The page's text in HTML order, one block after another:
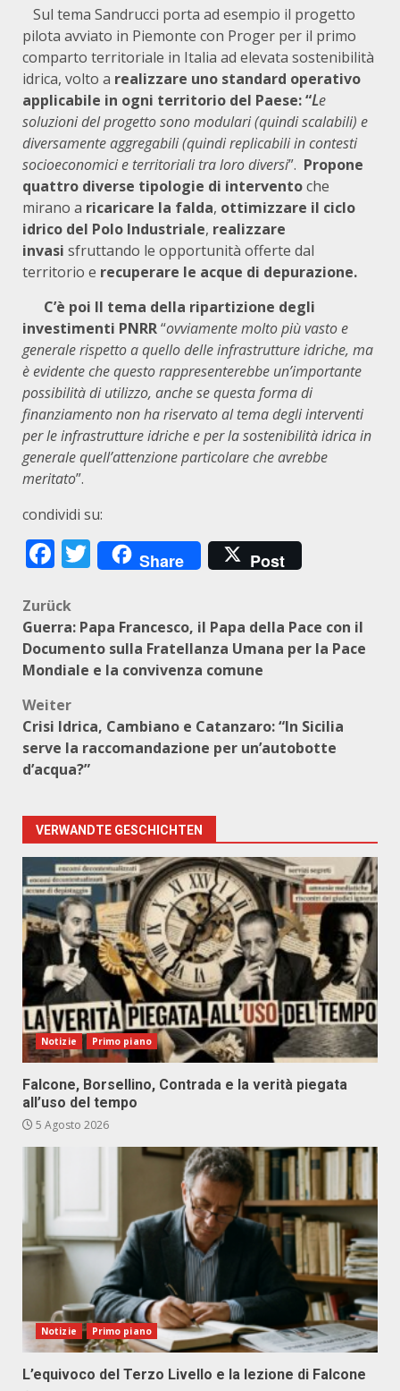
Sul tema Sandrucci porta ad esempio il progetto
pilota avviato in Piemonte con Proger per il primo
comparto territoriale in Italia ad elevata sostenibilità
idrica, volto a realizzare uno standard operativo
applicabile in ogni territorio del Paese: “Le
soluzioni del progetto sono modulari (quindi scalabili) e
diversamente aggregabili (quindi replicabili in contesti
socioeconomici e territoriali tra loro diversi”. Propone
quattro diverse tipologie di interventoche
mirano a ricaricare la falda, ottimizzare il ciclo
idrico del Polo Industriale, realizzare
invasi sfruttando le opportunità offerte dal
territorio e recuperare le acque di depurazione.
C’è poi Il tema della ripartizione degli
investimenti PNRR“ovviamente molto più vasto e
generale rispetto a quello delle infrastrutture idriche, ma
è evidente che questo rappresenterebbe un’importante
possibilità di utilizzo, anche se questa forma di
finanziamento non ha riservato al tema degli interventi
per le infrastrutture idriche e per la sostenibilità idrica in
generale quell’attenzione particolare che avrebbe
meritato”.
condividi su:
Facebook
Twitter
Share Post
Beitragsnavigation
Zurück
Guerra: Papa Francesco, il Papa della Pace con il
Documento sulla Fratellanza Umana per la Pace
Mondiale e la convivenza comune
Weiter
Crisi Idrica, Cambiano e Catanzaro: “In Sicilia
serve la raccomandazione per un’autobotte
d’acqua?”
VERWANDTE GESCHICHTEN
Notizie Primo piano
Falcone, Borsellino, Contrada e la verità piegata
all’uso del tempo
5 Agosto 2026
Notizie Primo piano
L’equivoco del Terzo Livello e la lezione di Falcone